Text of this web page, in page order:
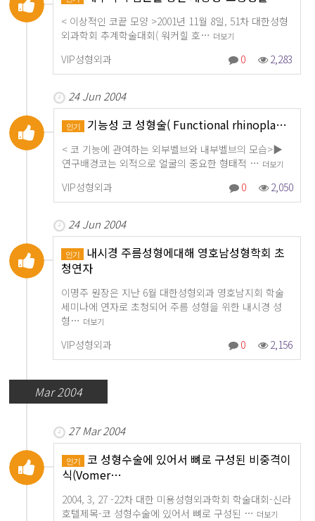
< 이상적인 코끝 모양 >2001년 11월 8일, 51차 대한성형
외과학회 추계학술대회( 워커힐 호… 더보기
VIP성형외과 0 2,283
24 Jun 2004
인기 기능성 코 성형술( Functional rhinopla…
< 코 기능에 관여하는 외부벨브와 내부벨브의 모습>▶
연구배경코는 외적으로 얼굴의 중요한 형태적 … 더보기
VIP성형외과 0 2,050
24 Jun 2004
인기 내시경 주름성형에대해 영호남성형학회 초
청연자
이명주 원장은 지난 6월 대한성형외과 영호남지회 학술
세미나에 연자로 초청되어 주름 성형을 위한 내시경 성
형… 더보기
VIP성형외과 0 2,156
Mar 2004
27 Mar 2004
인기 코 성형수술에 있어서 뼈로 구성된 비중격이
식(Vomer…
2004, 3, 27 -22차 대한 미용성형외과학회 학술대회-신라
호텔제목-코 성형수술에 있어서 뼈로 구성된 … 더보기